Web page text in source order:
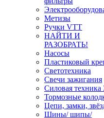
Метизы
Ручки VTT
НАЙТИ И
РАЗОБРАТЬ!
Насосы
Пластиковый
Светотехника
Свечи зажигания
Силовая
Тормозные
Цепи, замки,
Шины/ шипы/